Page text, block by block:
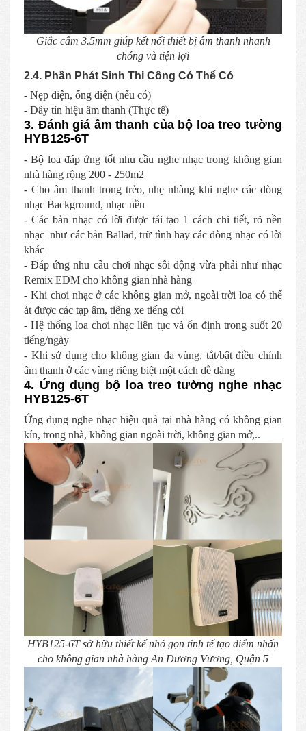
Giắc cắm 3.5mm giúp kết nối thiết bị âm thanh nhanh
chóng và tiện lợi
2.4. Phần Phát Sinh Thi Công Có Thể Có
- Nẹp điện, ống điện (nếu có)
- Dây tín hiệu âm thanh (Thực tế)
3. Đánh giá âm thanh của bộ loa treo tường
HYB125-6T
- Bộ loa đáp ứng tốt nhu cầu nghe nhạc trong không gian
nhà hàng rộng 200 - 250m2
- Cho âm thanh trong trẻo, nhẹ nhàng khi nghe các dòng
nhạc Background, nhạc nền
- Các bản nhạc có lời được tái tạo 1 cách chi tiết, rõ nền
nhạc như các bản Ballad, trữ tình hay các dòng nhạc có lời
khác
- Đáp ứng nhu cầu chơi nhạc sôi động vừa phải như nhạc
Remix EDM cho không gian nhà hàng
- Khi chơi nhạc ở các không gian mở, ngoài trời loa có thể
át được các tạp âm, tiếng xe tiếng còi
- Hệ thống loa chơi nhạc liên tục và ổn định trong suốt 20
tiếng/ngày
- Khi sử dụng cho không gian đa vùng, tắt/bật điều chỉnh
âm thanh ở các vùng riêng biệt một cách dễ dàng
4. Ứng dụng bộ loa treo tường nghe nhạc
HYB125-6T
Ứng dụng nghe nhạc hiệu quả tại nhà hàng có không gian
kín, trong nhà, không gian ngoài trời, không gian mở,..
HYB125-6T sở hữu thiết kế nhỏ gọn tinh tế tạo điểm nhấn
cho không gian nhà hàng An Dương Vương, Quận 5